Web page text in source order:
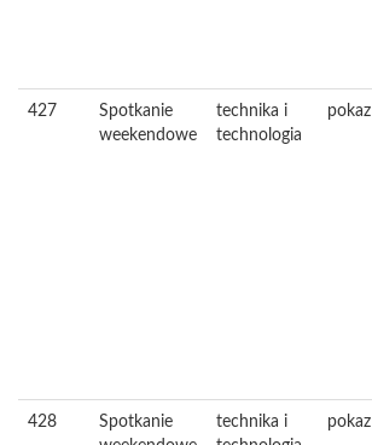
427
Spotkanie
weekendowe
technika i
technologia
pokaz
428
Spotkanie
technika i
pokaz